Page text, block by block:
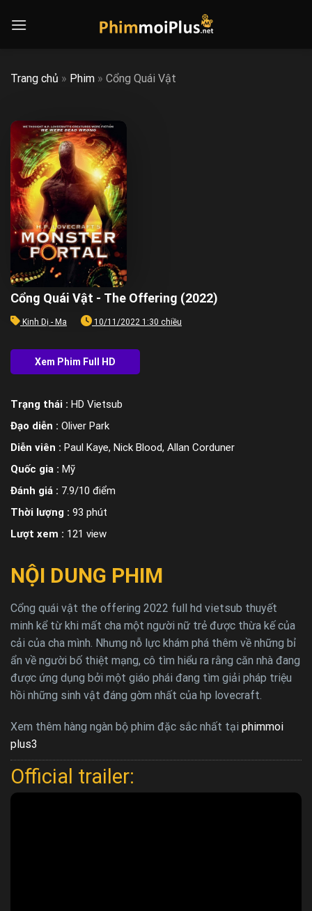
Trang chủ » Phim » Cổng Quái Vật
Cổng Quái Vật - The Offering (2022)
Kinh Dị - Ma 10/11/2022 1:30 chiều
Trạng thái : HD Vietsub
Đạo diễn : Oliver Park
Diễn viên : Paul Kaye, Nick Blood, Allan Corduner
Quốc gia : Mỹ
Đánh giá : 7.9/10 điểm
Thời lượng : 93 phút
Lượt xem : 121 view
NỘI DUNG PHIM
Cổng quái vật the offering 2022 full hd vietsub thuyết
minh kể từ khi mất cha một người nữ trẻ được thừa kế của
cải của cha mình. Nhưng nỗ lực khám phá thêm về những bỉ
ẩn về người bố thiệt mạng, cô tìm hiểu ra rằng căn nhà đang
được ứng dụng bởi một giáo phái đang tìm giải pháp triệu
hồi những sinh vật đáng gờm nhất của hp lovecraft.
Xem thêm hàng ngàn bộ phim đặc sắc nhất tại phimmoi
plus3
Official trailer: